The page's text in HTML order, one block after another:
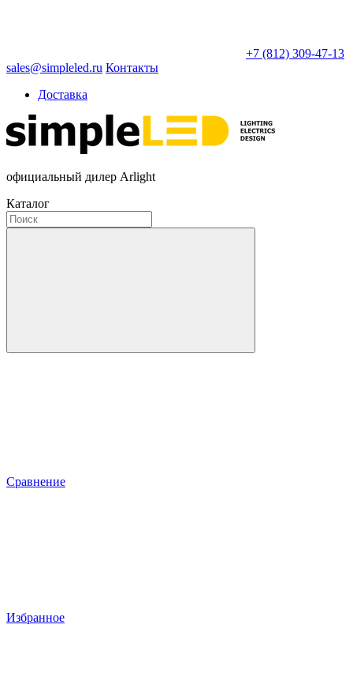
+7 (812) 309-47-13
sales@simpleled.ru Контакты
Доставка
официальный дилер Arlight
Каталог
Сравнение
Избранное